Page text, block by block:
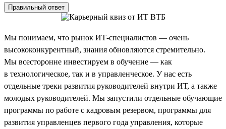
Правильный ответ
Мы понимаем, что рынок ИТ-специалистов — очень
высококонкурентный, знания обновляются стремительно.
Мы всесторонне инвестируем в обучение — как
в технологическое, так и в управленческое. У нас есть
отдельные треки развития руководителей внутри ИТ, а также
молодых руководителей. Мы запустили отдельные обучающие
программы по работе с кадровым резервом, программы для
развития управленцев первого года управления, которые